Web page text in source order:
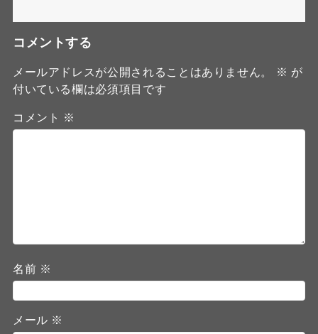
コメントする
メールアドレスが公開されることはありません。 ※ が
付いている欄は必須項目です
コメント ※
名前 ※
メール ※